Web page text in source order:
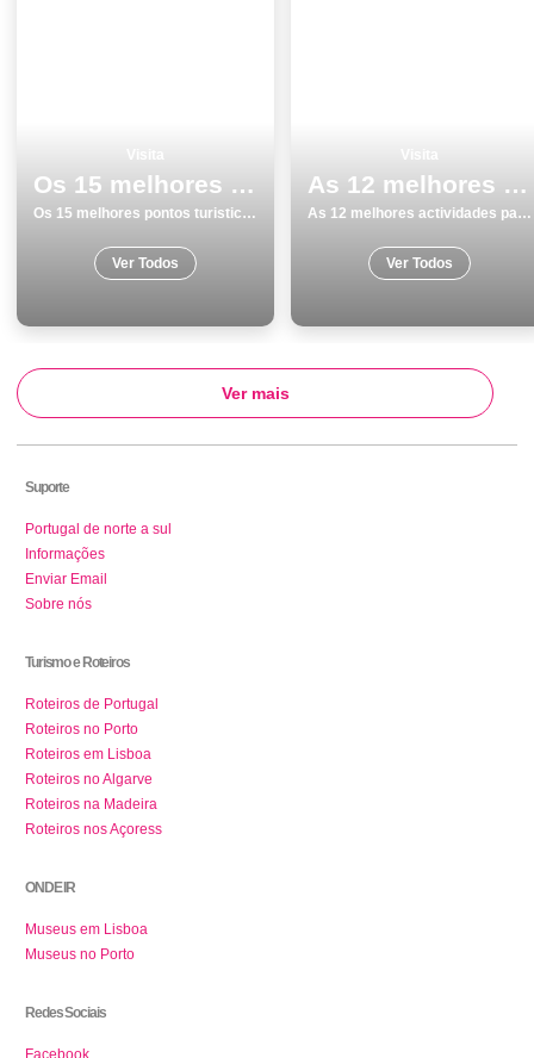
Os 15 melhores pontos turisticos e passeios em PÃ³voa de Varzim
Os 15 melhores pontos turisticos e passeios em PÃ³voa de Varzim
Ver Todos
As 12 melhores actividades para fazer e visitar em Faro
As 12 melhores actividades para fazer e visitar em Faro
Ver Todos
Ver mais
Suporte
Portugal de norte a sul
Informações
Enviar Email
Sobre nós
Turismo e Roteiros
Roteiros de Portugal
Roteiros no Porto
Roteiros em Lisboa
Roteiros no Algarve
Roteiros na Madeira
Roteiros nos Açoress
ONDE IR
Museus em Lisboa
Museus no Porto
Redes Sociais
Facebook